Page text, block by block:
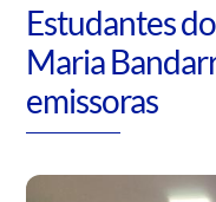
Estudantes
Maria
emissoras